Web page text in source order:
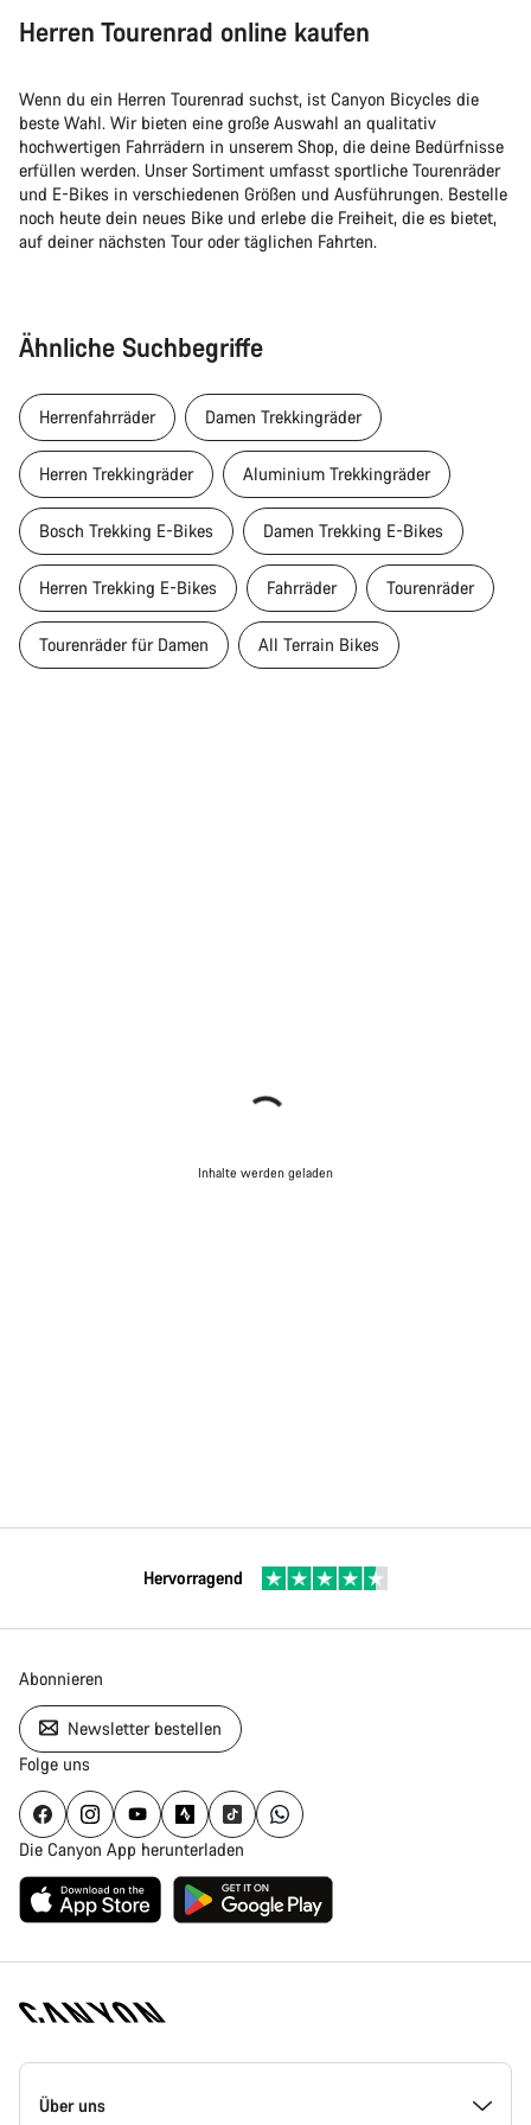
Herren Tourenrad online kaufen
Wenn du ein Herren Tourenrad suchst, ist Canyon Bicycles die
beste Wahl. Wir bieten eine große Auswahl an qualitativ
hochwertigen Fahrrädern in unserem Shop, die deine Bedürfnisse
erfüllen werden. Unser Sortiment umfasst sportliche Tourenräder
und E-Bikes in verschiedenen Größen und Ausführungen. Bestelle
noch heute dein neues Bike und erlebe die Freiheit, die es bietet,
auf deiner nächsten Tour oder täglichen Fahrten.
Ähnliche Suchbegriffe
Herrenfahrräder Damen Trekkingräder
Herren Trekkingräder Aluminium Trekkingräder
Bosch Trekking E-Bikes Damen Trekking E-Bikes
Herren Trekking E-Bikes Fahrräder Tourenräder
Tourenräder für Damen All Terrain Bikes
Inhalte werden geladen
Hervorragend
Abonnieren
Newsletter bestellen
Folge uns
Die Canyon App herunterladen
Canyon
Homepage
Über uns